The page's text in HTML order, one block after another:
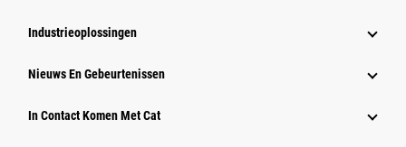
Industrieoplossingen
Nieuws En Gebeurtenissen
In Contact Komen Met Cat